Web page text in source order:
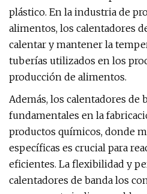
plástico. En la industria de
alimentos, los calentadores
calentar y mantener la
tuberías utilizados en los
producción de alimentos.
Además, los calentadores de
fundamentales en la
productos químicos, donde
específicas es crucial para
eficientes. La flexibilidad y
calentadores de banda los